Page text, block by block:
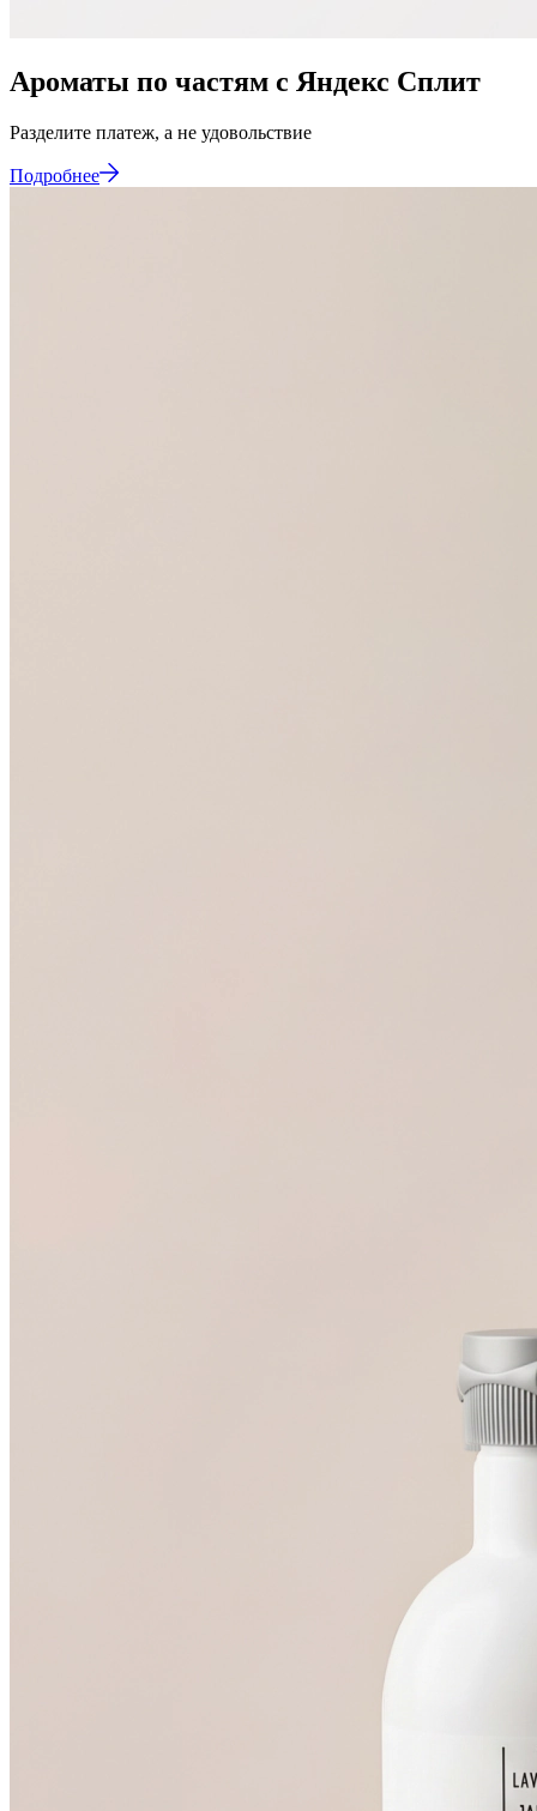
Ароматы по частям с Яндекс Сплит
Разделите платеж, а не удовольствие
Подробнее